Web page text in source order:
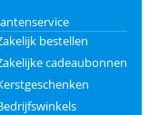
bestellen
cadeaubonnen